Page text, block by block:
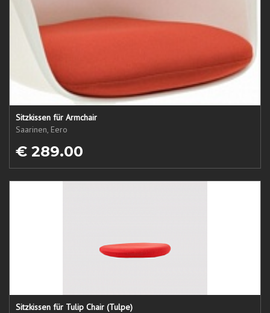
Sitzkissen für Armchair
Saarinen, Eero
€ 289.00
Sitzkissen für Tulip Chair (Tulpe)